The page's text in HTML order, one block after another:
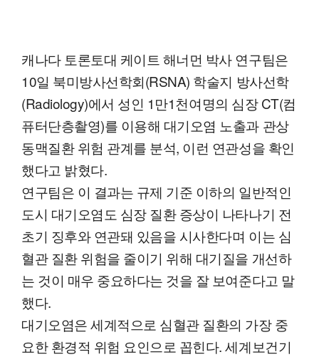
캐나다 토론토대 케이트 해너먼 박사 연구팀은
10일 북미방사선학회(RSNA) 학술지 방사선학
(Radiology)에서 성인 1만1천여명의 심장 CT(컴
퓨터단층촬영)를 이용해 대기오염 노출과 관상
동맥질환 위험 관계를 분석, 이런 연관성을 확인
했다고 밝혔다.
연구팀은 이 결과는 규제 기준 이하의 일반적인
도시 대기오염도 심장 질환 증상이 나타나기 전
초기 징후와 연관돼 있음을 시사한다며 이는 심
혈관 질환 위험을 줄이기 위해 대기질을 개선하
는 것이 매우 중요하다는 것을 잘 보여준다고 말
했다.
대기오염은 세계적으로 심혈관 질환의 가장 중
요한 환경적 위험 요인으로 꼽힌다. 세계보건기